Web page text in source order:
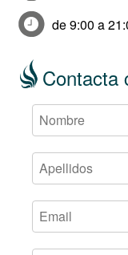
de 9:00 a
Contacta